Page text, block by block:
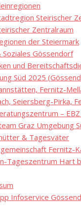
Steirischer
Zentralraum
der Steiermark
Soziales Gössendorf
und
Süd 2025
Fernitz-
Seiersberg-Pirka,
–
Graz Umgebung
& Tagesväter
Fernitz-
Tageszentrum Hart
Infoservice